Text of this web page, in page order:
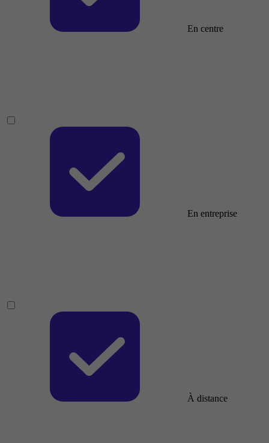
En centre
En entreprise
À distance